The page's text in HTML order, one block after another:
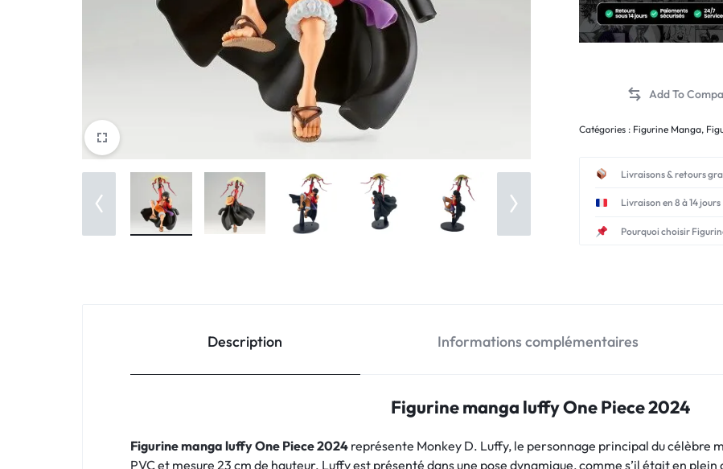
Catégories : Figurine Manga,
Livraisons & retours
Livraison en 8 à 14 jours
Pourquoi choisir
Description Informations complémentaires
Figurine manga luffy One Piece 2024
Figurine manga luffy One Piece 2024 représente Monkey D. Luffy, le personnage principal du célèbre
PVC et mesure 23 cm de hauteur. Luffy est présenté dans une pose dynamique, comme s’il était en